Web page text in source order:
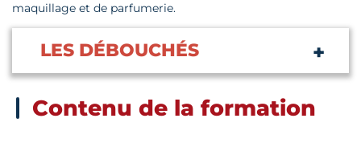
maquillage et de parfumerie.
LES DÉBOUCHÉS
Contenu de la formation